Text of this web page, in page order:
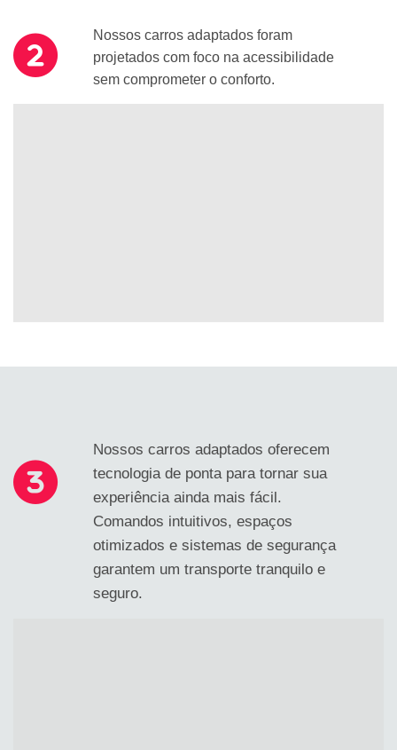
Nossos carros adaptados foram
projetados com foco na acessibilidade
sem comprometer o conforto.
Nossos carros adaptados oferecem
tecnologia de ponta para tornar sua
experiência ainda mais fácil.
Comandos intuitivos, espaços
otimizados e sistemas de segurança
garantem um transporte tranquilo e
seguro.